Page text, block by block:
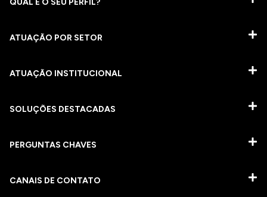
QUAL É O SEU PERFIL?
ATUAÇÃO POR SETOR
ATUAÇÃO INSTITUCIONAL
SOLUÇÕES DESTACADAS
PERGUNTAS CHAVES​
CANAIS DE CONTATO